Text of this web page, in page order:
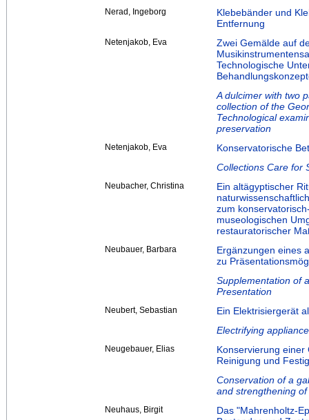
Nerad, Ingeborg
Klebebänder und
Entfernung
Netenjakob, Eva
Zwei Gemälde auf
Technologische
A dulcimer with two
collection of the
Technological
preservation
Netenjakob, Eva
Konservatorische
Collections Care for
Neubacher, Christina
Ein altägyptischer
zum
museologischen
restauratorischer
Neubauer, Barbara
Ergänzungen eines
zu
Supplementation of
Presentation
Neubert, Sebastian
Ein Elektrisiergerät
Electrifying
Neugebauer, Elias
Konservierung einer
Reinigung und
Conservation of a
and strengthening
Neuhaus, Birgit
Das "Mahrenholtz-